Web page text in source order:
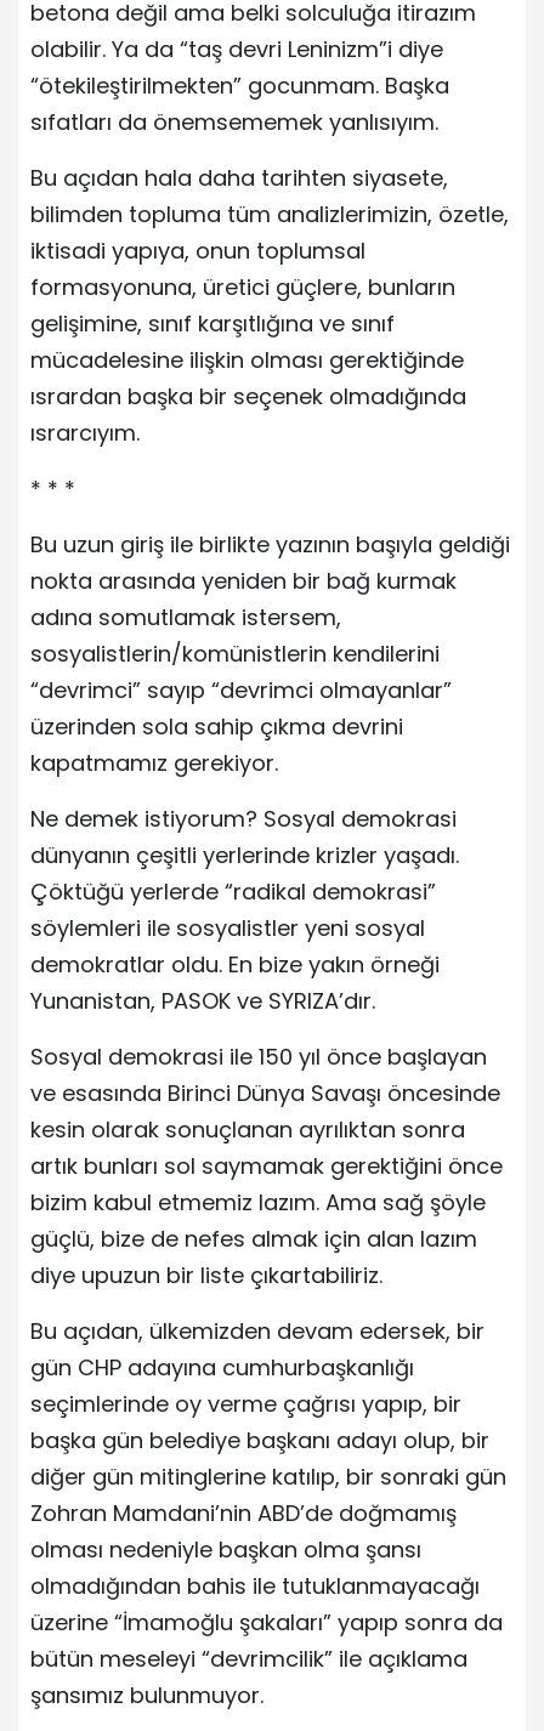
betona değil ama belki solculuğa itirazım
olabilir. Ya da “taş devri Leninizm”i diye
“ötekileştirilmekten” gocunmam. Başka
sıfatları da önemsememek yanlısıyım.
Bu açıdan hala daha tarihten siyasete,
bilimden topluma tüm analizlerimizin, özetle,
iktisadi yapıya, onun toplumsal
formasyonuna, üretici güçlere, bunların
gelişimine, sınıf karşıtlığına ve sınıf
mücadelesine ilişkin olması gerektiğinde
ısrardan başka bir seçenek olmadığında
ısrarcıyım.
* * *
Bu uzun giriş ile birlikte yazının başıyla geldiği
nokta arasında yeniden bir bağ kurmak
adına somutlamak istersem,
sosyalistlerin/komünistlerin kendilerini
“devrimci” sayıp “devrimci olmayanlar”
üzerinden sola sahip çıkma devrini
kapatmamız gerekiyor.
Ne demek istiyorum? Sosyal demokrasi
dünyanın çeşitli yerlerinde krizler yaşadı.
Çöktüğü yerlerde “radikal demokrasi”
söylemleri ile sosyalistler yeni sosyal
demokratlar oldu. En bize yakın örneği
Yunanistan, PASOK ve SYRIZA’dır.
Sosyal demokrasi ile 150 yıl önce başlayan
ve esasında Birinci Dünya Savaşı öncesinde
kesin olarak sonuçlanan ayrılıktan sonra
artık bunları sol saymamak gerektiğini önce
bizim kabul etmemiz lazım. Ama sağ şöyle
güçlü, bize de nefes almak için alan lazım
diye upuzun bir liste çıkartabiliriz.
Bu açıdan, ülkemizden devam edersek, bir
gün CHP adayına cumhurbaşkanlığı
seçimlerinde oy verme çağrısı yapıp, bir
başka gün belediye başkanı adayı olup, bir
diğer gün mitinglerine katılıp, bir sonraki gün
Zohran Mamdani’nin ABD’de doğmamış
olması nedeniyle başkan olma şansı
olmadığından bahis ile tutuklanmayacağı
üzerine “İmamoğlu şakaları” yapıp sonra da
bütün meseleyi “devrimcilik” ile açıklama
şansımız bulunmuyor.